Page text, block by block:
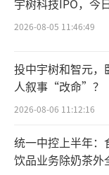
加码研发，投
9%，在四家药
华润三九
书》，涉及抗
域。在研项目
（1个申报生
增长奠定基础
宇树科技IPO，今
2026-08-05 11:46:49
投中宇树和智元，
人叙事“改命”？
2026-08-06 11:12:16
统一中控上半年：
饮品业务除奶茶外